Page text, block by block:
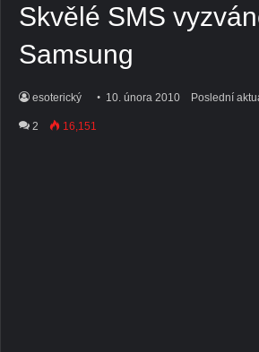
Skvělé SMS
Samsung
esoterický 10. února 2010 Poslední
2 16,151